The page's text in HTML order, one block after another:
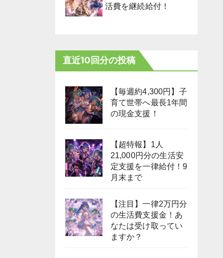
活費を継続給付！
直近10回分の投稿
【毎週約4,300円】子
育て世帯へ最長1年間
の現金支援！
【超特報】1人
21,000円分の生活安
定支援を一律給付！9
月末まで
【注目】一律2万円分
の生活費支援金！あ
なたは受け取ってい
ますか？